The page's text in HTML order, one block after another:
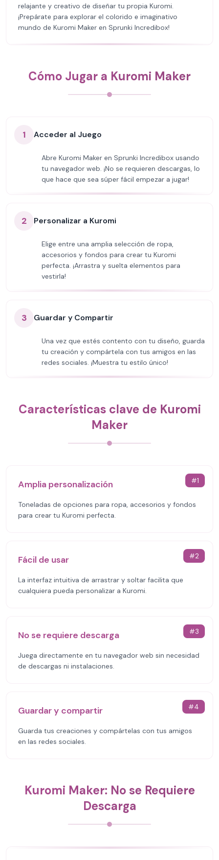
relajante y creativo de diseñar tu propia Kuromi.
¡Prepárate para explorar el colorido e imaginativo
mundo de Kuromi Maker en Sprunki Incredibox!
Cómo Jugar a Kuromi Maker
1 Acceder al Juego
Abre Kuromi Maker en Sprunki Incredibox usando
tu navegador web. ¡No se requieren descargas, lo
que hace que sea súper fácil empezar a jugar!
2 Personalizar a Kuromi
Elige entre una amplia selección de ropa,
accesorios y fondos para crear tu Kuromi
perfecta. ¡Arrastra y suelta elementos para
vestirla!
3 Guardar y Compartir
Una vez que estés contento con tu diseño, guarda
tu creación y compártela con tus amigos en las
redes sociales. ¡Muestra tu estilo único!
Características clave de Kuromi
Maker
#1
Amplia personalización
Toneladas de opciones para ropa, accesorios y fondos
para crear tu Kuromi perfecta.
#2
Fácil de usar
La interfaz intuitiva de arrastrar y soltar facilita que
cualquiera pueda personalizar a Kuromi.
#3
No se requiere descarga
Juega directamente en tu navegador web sin necesidad
de descargas ni instalaciones.
#4
Guardar y compartir
Guarda tus creaciones y compártelas con tus amigos
en las redes sociales.
Kuromi Maker: No se Requiere
Descarga